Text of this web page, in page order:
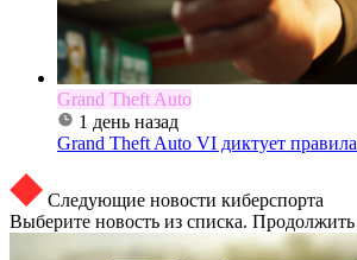
Grand Theft Auto
1 день назад
Grand Theft Auto VI диктует
Следующие новости киберспорта
Выберите новость из списка. Продолжить